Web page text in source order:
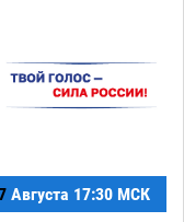
Августа 17:30 МСК